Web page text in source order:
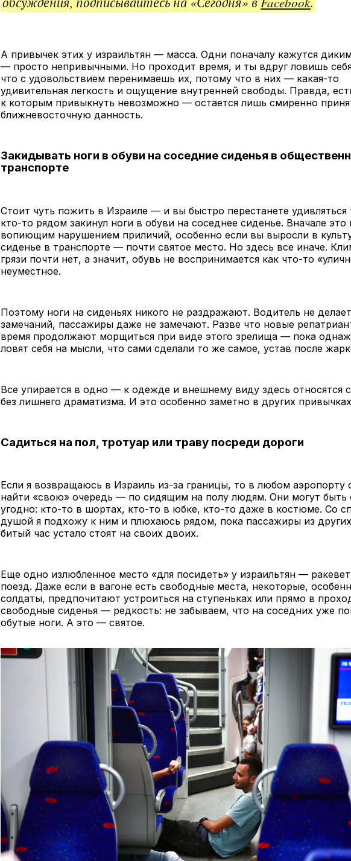
А привычек этих у израильтян — масса. Одни поначалу кажутся
— просто непривычными. Но проходит время, и ты вдруг ловишь
что с удовольствием перенимаешь их, потому что в них — какая-то
удивительная легкость и ощущение внутренней свободы. Правда,
к которым привыкнуть невозможно — остается лишь смиренно
ближневосточную данность.
Закидывать ноги в обуви на соседние сиденья в
транспорте
Стоит чуть пожить в Израиле — и вы быстро перестанете удивляться
кто-то рядом закинул ноги в обуви на соседнее сиденье. Вначале это
вопиющим нарушением приличий, особенно если вы выросли в
сиденье в транспорте — почти святое место. Но здесь все иначе.
грязи почти нет, а значит, обувь не воспринимается как что-то
неуместное.
Поэтому ноги на сиденьях никого не раздражают. Водитель не делает
замечаний, пассажиры даже не замечают. Разве что новые
время продолжают морщиться при виде этого зрелища — пока
ловят себя на мысли, что сами сделали то же самое, устав после
Все упирается в одно — к одежде и внешнему виду здесь относятся
без лишнего драматизма. И это особенно заметно в других
Садиться на пол, тротуар или траву посреди дороги
Если я возвращаюсь в Израиль из-за границы, то в любом аэропорту
найти «свою» очередь — по сидящим на полу людям. Они могут быть
угодно: кто-то в шортах, кто-то в юбке, кто-то даже в костюме. Со
душой я подхожу к ним и плюхаюсь рядом, пока пассажиры из
битый час устало стоят на своих двоих.
Еще одно излюбленное место «для посидеть» у израильтян —
поезд. Даже если в вагоне есть свободные места, некоторые,
солдаты, предпочитают устроиться на ступеньках или прямо в
свободные сиденья — редкость: не забываем, что на соседних уже
обутые ноги. А это — святое.